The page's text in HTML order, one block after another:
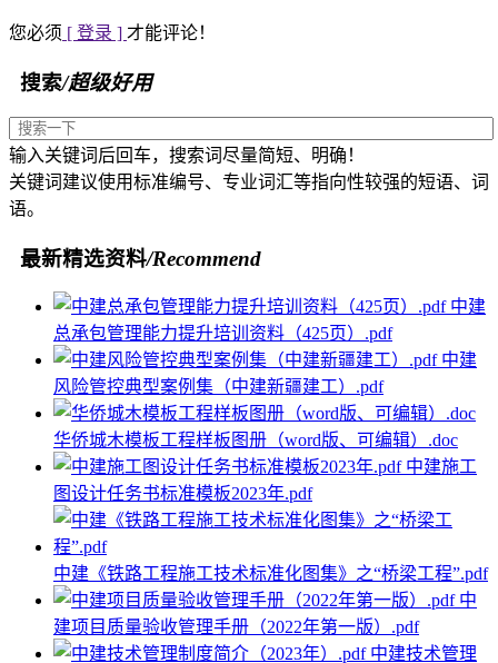
您必须 [ 登录 ] 才能评论！
搜索/超级好用
输入关键词后回车，搜索词尽量简短、明确！
关键词建议使用标准编号、专业词汇等指向性较强的短语、词
语。
最新精选资料/Recommend
中建
总承包管理能力提升培训资料（425页）.pdf
中建
风险管控典型案例集（中建新疆建工）.pdf
华侨城木模板工程样板图册（word版、可编辑）.doc
中建施工
图设计任务书标准模板2023年.pdf
中建《铁路工程施工技术标准化图集》之“桥梁工程”.pdf
中
建项目质量验收管理手册（2022年第一版）.pdf
中建技术管理